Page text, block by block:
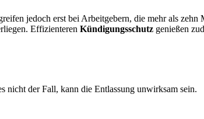
jedoch erst bei Arbeitgebern, die mehr als
Effizienteren Kündigungsschutz genießen
nicht der Fall, kann die Entlassung unwirksam sein.